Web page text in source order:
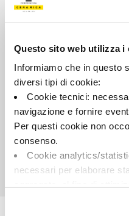
Questo sito web utilizza i
Informiamo che in questo
diversi tipi di cookie:
Cookie tecnici:
navigazione e fornire
Per questi cookie non
consenso.
Cookie analytics/
necessari per elaborare
Cookie di profilazione/
Color:
Blanco
Fondo
Formato:
60.0x60.0